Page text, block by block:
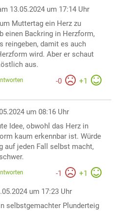
13.05.2024 um 17:14 Uhr
Muttertag ein Herz zu
einen Backring in Herzform,
reingeben, damit es auch
wird. Aber er schaut
aus.
-0 +1
um 08:16 Uhr
Idee, obwohl das Herz in
kaum erkennbar ist. Würde
auf jeden Fall selbst macht,
-1 +1
um 17:23 Uhr
selbstgemachter Plunderteig